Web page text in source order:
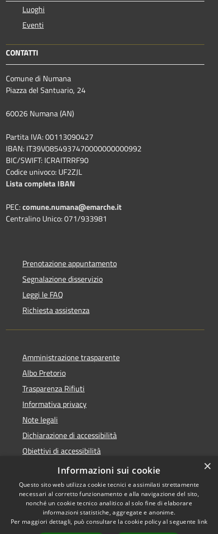
Luoghi
Eventi
CONTATTI
Comune di Numana
Piazza del Santuario, 24
60026 Numana (AN)
Partita IVA: 00113090427
IBAN: IT39V0854937470000000000992
BIC/SWIFT: ICRAITRRF90
Codice univoco: UF2ZJL
Lista completa IBAN
PEC:comune.numana@emarche.it
Centralino Unico: 071/933981
Prenotazione appuntamento
Segnalazione disservizio
Leggi le FAQ
Richiesta assistenza
Amministrazione trasparente
Albo Pretorio
Trasparenza Rifiuti
Informativa privacy
Note legali
Dichiarazione di accessibilità
Obiettivi di accessibilità
Whistleblowing
Accessibilità
Copyright © 2026 • Comune di
Numana • Powered by
×
Informazioni sui cookie
Questo sito web utilizza cookie tecnici e assimilati strettamente
necessari al corretto funzionamento e alla navigazione del sito,
nonché un cookie tecnico analitico al solo fine di elaborare
informazioni statistiche, aggregate e anonime.
Per maggiori dettagli, può consultare la cookie policy al seguente link